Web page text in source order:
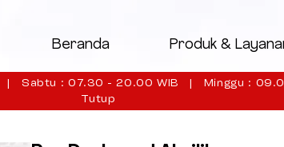
Beranda Produk &
| Sabtu : 07.30 - 20.00 WIB | Minggu :
Tutup